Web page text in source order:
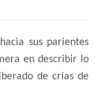
sus parientes
en describir lo
de crías de